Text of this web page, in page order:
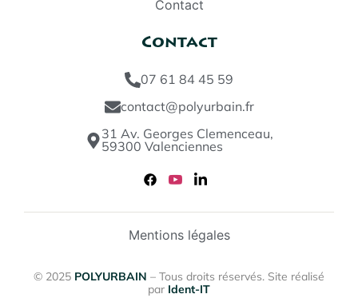
Contact
Contact
07 61 84 45 59
contact@polyurbain.fr
31 Av. Georges Clemenceau,
59300 Valenciennes
© 2025 POLYURBAIN – Tous droits réservés. Site réalisé
par Ident-IT
Mentions légales